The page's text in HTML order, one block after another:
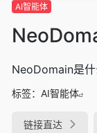
AI智能体
NeoDomain是
标签： AI智能体
链接直达